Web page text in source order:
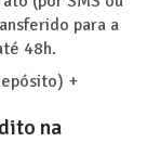
para a
48h.
+
na